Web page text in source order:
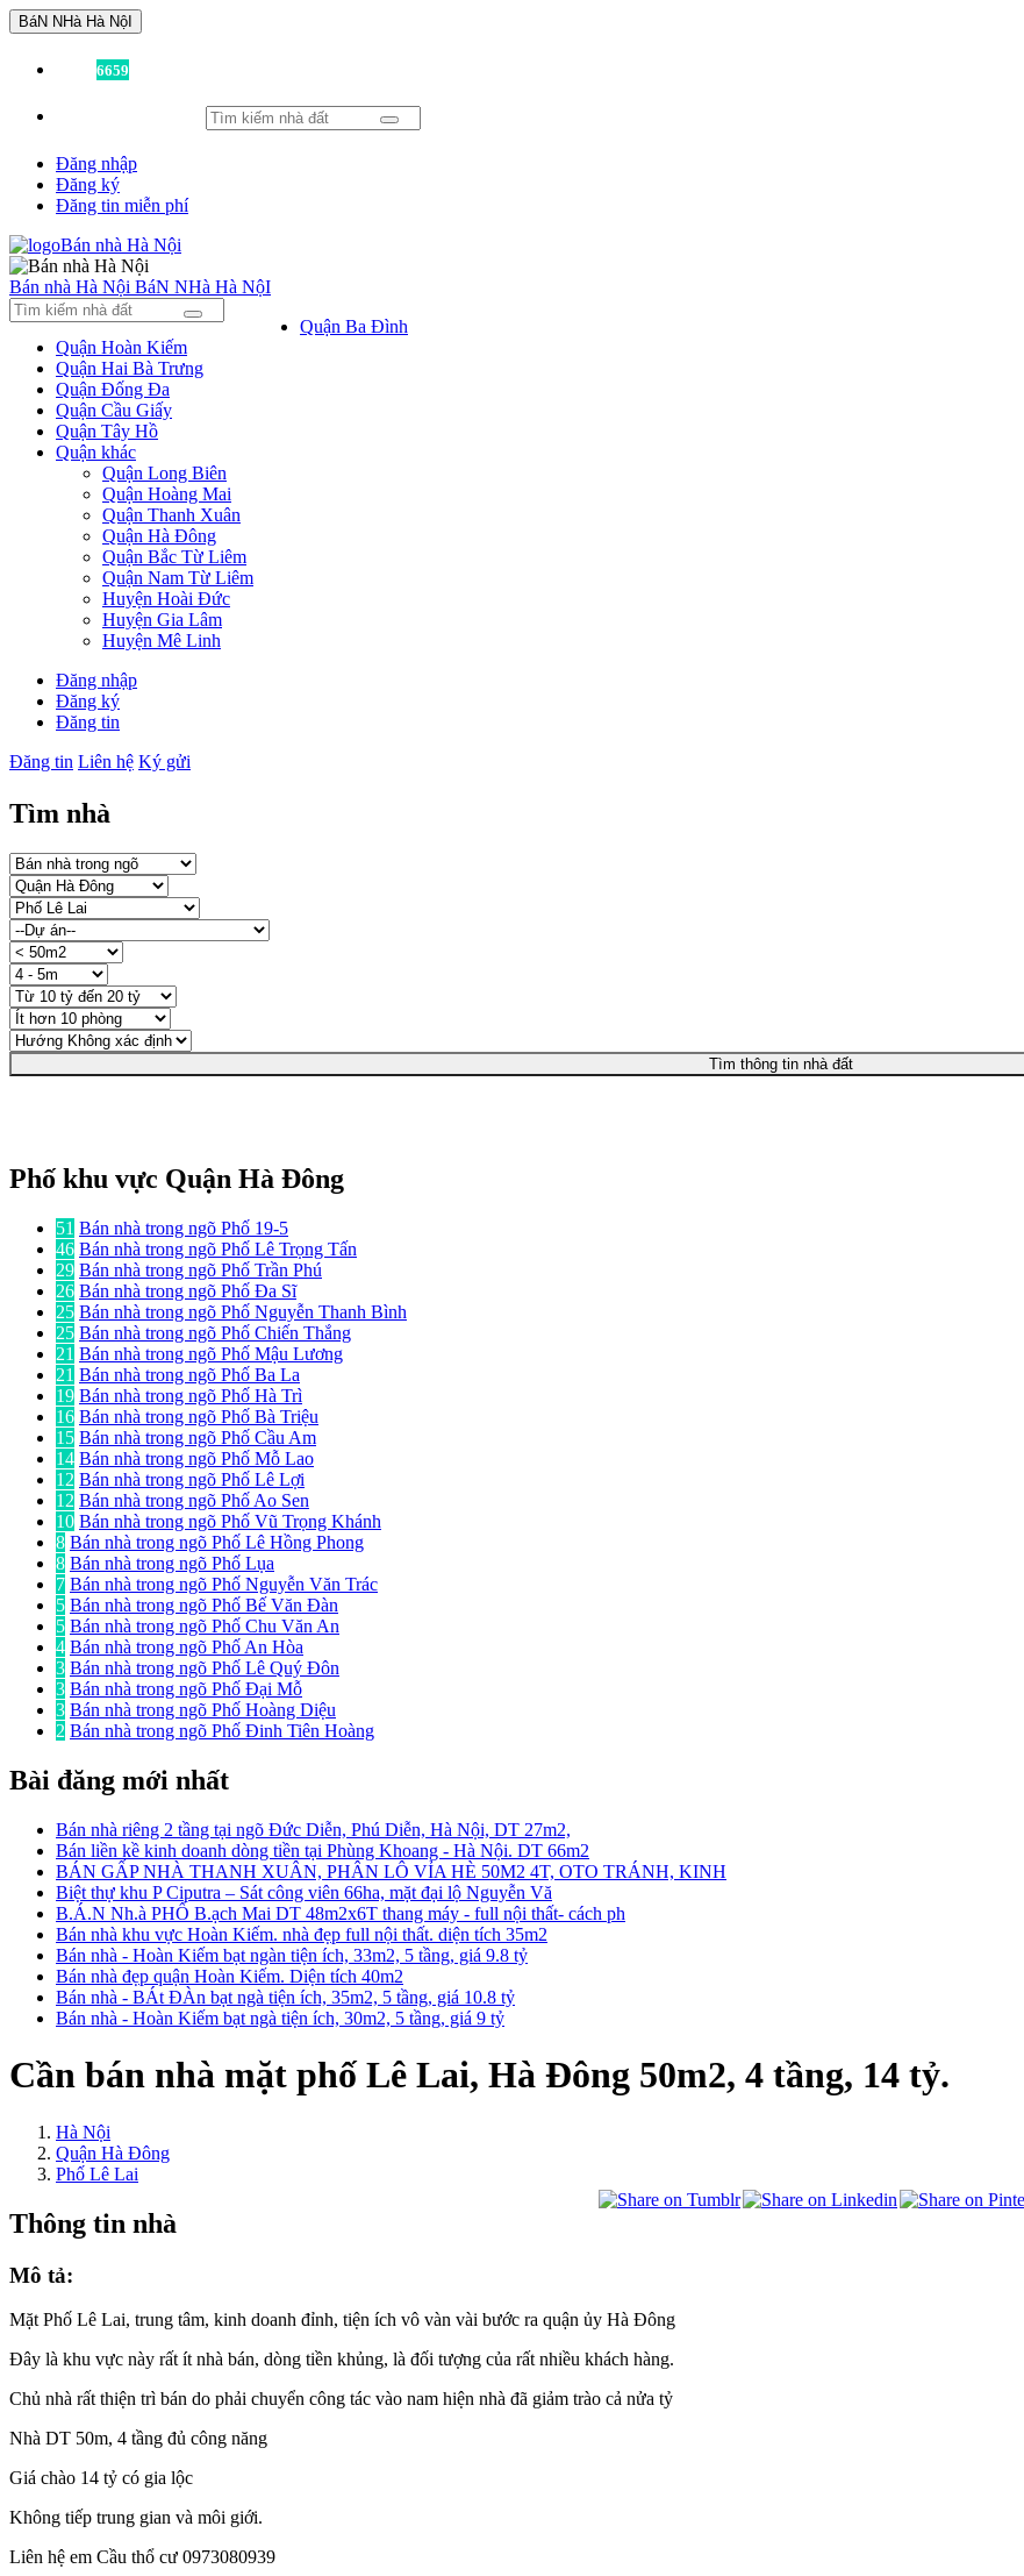
BáN NHà Hà NộI
6659
Đăng nhập
Đăng ký
Đăng tin miễn phí
Bán nhà Hà Nội BáN NHà Hà NộI
Quận Ba Đình
Quận Hoàn Kiếm
Quận Hai Bà Trưng
Quận Đống Đa
Quận Cầu Giấy
Quận Tây Hồ
Quận khác
Quận Long Biên
Quận Hoàng Mai
Quận Thanh Xuân
Quận Hà Đông
Quận Bắc Từ Liêm
Quận Nam Từ Liêm
Huyện Hoài Đức
Huyện Gia Lâm
Huyện Mê Linh
Đăng nhập
Đăng ký
Đăng tin
Đăng tin Liên hệ Ký gửi
Tìm nhà
Tìm thông tin nhà đất
Phố khu vực Quận Hà Đông
51 Bán nhà trong ngõ Phố 19-5
46 Bán nhà trong ngõ Phố Lê Trọng Tấn
29 Bán nhà trong ngõ Phố Trần Phú
26 Bán nhà trong ngõ Phố Đa Sĩ
25 Bán nhà trong ngõ Phố Nguyễn Thanh Bình
25 Bán nhà trong ngõ Phố Chiến Thắng
21 Bán nhà trong ngõ Phố Mậu Lương
21 Bán nhà trong ngõ Phố Ba La
19 Bán nhà trong ngõ Phố Hà Trì
16 Bán nhà trong ngõ Phố Bà Triệu
15 Bán nhà trong ngõ Phố Cầu Am
14 Bán nhà trong ngõ Phố Mỗ Lao
12 Bán nhà trong ngõ Phố Lê Lợi
12 Bán nhà trong ngõ Phố Ao Sen
10 Bán nhà trong ngõ Phố Vũ Trọng Khánh
8 Bán nhà trong ngõ Phố Lê Hồng Phong
8 Bán nhà trong ngõ Phố Lụa
7 Bán nhà trong ngõ Phố Nguyễn Văn Trác
5 Bán nhà trong ngõ Phố Bế Văn Đàn
5 Bán nhà trong ngõ Phố Chu Văn An
4 Bán nhà trong ngõ Phố An Hòa
3 Bán nhà trong ngõ Phố Lê Quý Đôn
3 Bán nhà trong ngõ Phố Đại Mỗ
3 Bán nhà trong ngõ Phố Hoàng Diệu
2 Bán nhà trong ngõ Phố Đinh Tiên Hoàng
Bài đăng mới nhất
Bán nhà riêng 2 tầng tại ngõ Đức Diễn, Phú Diễn, Hà Nội, DT 27m2,
Bán liền kề kinh doanh dòng tiền tại Phùng Khoang - Hà Nội. DT 66m2
BÁN GẤP NHÀ THANH XUÂN, PHÂN LÔ VỈA HÈ 50M2 4T, OTO TRÁNH, KINH
Biệt thự khu P Ciputra – Sát công viên 66ha, mặt đại lộ Nguyễn Vă
B.Á.N Nh.à PHỐ B.ạch Mai DT 48m2x6T thang máy - full nội thất- cách ph
Bán nhà khu vực Hoàn Kiếm. nhà đẹp full nội thất. diện tích 35m2
Bán nhà - Hoàn Kiếm bạt ngàn tiện ích, 33m2, 5 tầng, giá 9.8 tỷ
Bán nhà đẹp quận Hoàn Kiếm. Diện tích 40m2
Bán nhà - BÁt ĐÀn bạt ngà tiện ích, 35m2, 5 tầng, giá 10.8 tỷ
Bán nhà - Hoàn Kiếm bạt ngà tiện ích, 30m2, 5 tầng, giá 9 tỷ
Cần bán nhà mặt phố Lê Lai, Hà Đông 50m2, 4 tầng, 14 tỷ.
Hà Nội
Quận Hà Đông
Phố Lê Lai
Thông tin nhà
Mô tả:
Mặt Phố Lê Lai, trung tâm, kinh doanh đỉnh, tiện ích vô vàn vài bước ra quận ủy Hà Đông
Đây là khu vực này rất ít nhà bán, dòng tiền khủng, là đối tượng của rất nhiều khách hàng.
Chủ nhà rất thiện trì bán do phải chuyển công tác vào nam hiện nhà đã giảm trào cả nửa tỷ
Nhà DT 50m, 4 tầng đủ công năng
Giá chào 14 tỷ có gia lộc
Không tiếp trung gian và môi giới.
Liên hệ em Cầu thổ cư 0973080939